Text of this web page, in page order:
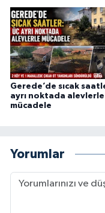
Gerede’de sıcak
ayrı noktada alevlerle
mücadele
Yorumlar